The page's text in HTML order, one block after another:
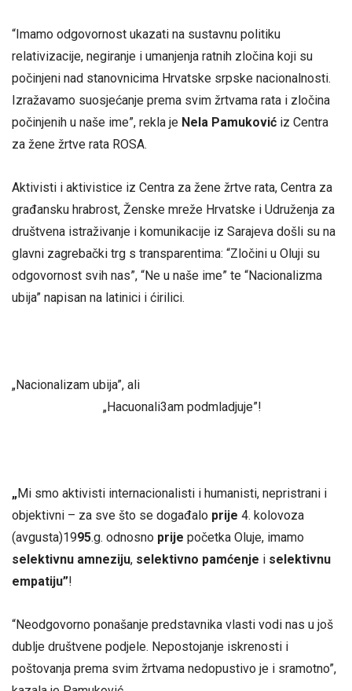
“Imamo odgovornost ukazati na sustavnu politiku
relativizacije, negiranje i umanjenja ratnih zločina koji su
počinjeni nad stanovnicima Hrvatske srpske nacionalnosti.
Izražavamo suosjećanje prema svim žrtvama rata i zločina
počinjenih u naše ime”, rekla je Nela Pamuković iz Centra
za žene žrtve rata ROSA.
Aktivisti i aktivistice iz Centra za žene žrtve rata, Centra za
građansku hrabrost, Ženske mreže Hrvatske i Udruženja za
društvena istraživanje i komunikacije iz Sarajeva došli su na
glavni zagrebački trg s transparentima: “Zločini u Oluji su
odgovornost svih nas”, “Ne u naše ime” te “Nacionalizma
ubija” napisan na latinici i ćirilici.
„Nacionalizam ubija”, ali
„Hacuonali3am podmladjuje”!
„Mi smo aktivisti internacionalisti i humanisti, nepristrani i
objektivni – za sve što se događalo prije 4. kolovoza
(avgusta)1995.g. odnosno prije početka Oluje, imamo
selektivnu amneziju, selektivno pamćenje i selektivnu
empatiju”!
“Neodgovorno ponašanje predstavnika vlasti vodi nas u još
dublje društvene podjele. Nepostojanje iskrenosti i
poštovanja prema svim žrtvama nedopustivo je i sramotno”,